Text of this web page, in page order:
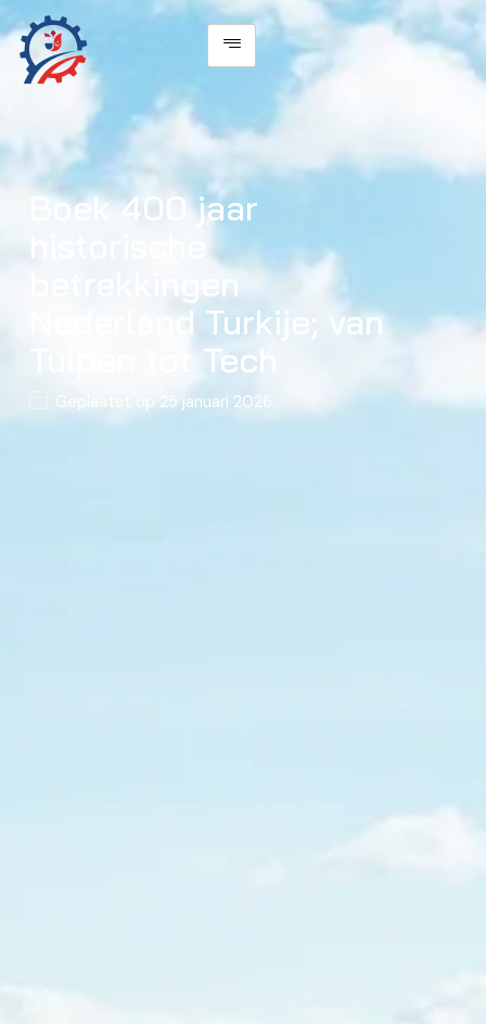
Boek 400 jaar
betrekkingen
Nederland Turkije; van
Tulpen tot Tech
Geplaatst op25 januari 2026